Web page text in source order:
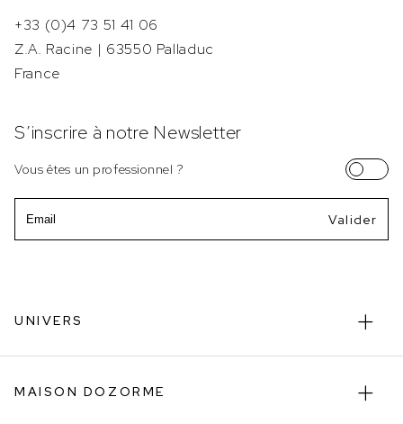
+33 (0)4 73 51 41 06
Z.A. Racine | 63550 Palladuc
France
S’inscrire à notre Newsletter
Vous êtes un professionnel ?
UNIVERS
MAISON DOZORME